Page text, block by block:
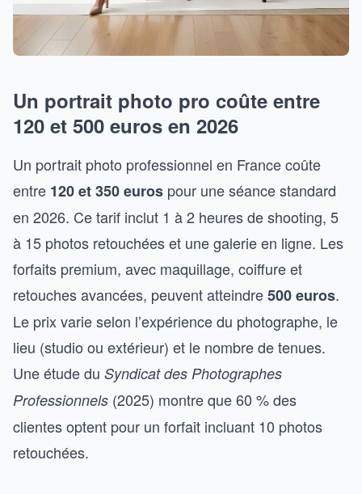
Un portrait photo pro coûte entre
120 et 500 euros en 2026
Un portrait photo professionnel en France coûte
entre 120 et 350 euros pour une séance standard
en 2026. Ce tarif inclut 1 à 2 heures de shooting, 5
à 15 photos retouchées et une galerie en ligne. Les
forfaits premium, avec maquillage, coiffure et
retouches avancées, peuvent atteindre500 euros.
Le prix varie selon l’expérience du photographe, le
lieu (studio ou extérieur) et le nombre de tenues.
Une étude du Syndicat des Photographes
Professionnels (2025) montre que 60 % des
clientes optent pour un forfait incluant 10 photos
retouchées.